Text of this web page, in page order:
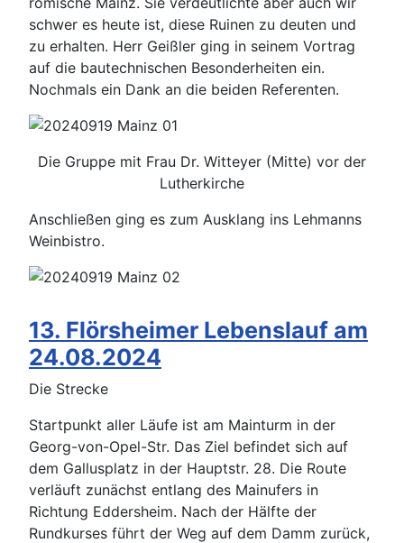
schwer es heute ist, diese Ruinen zu deuten und
zu erhalten. Herr Geißler ging in seinem Vortrag
auf die bautechnischen Besonderheiten ein.
Nochmals ein Dank an die beiden Referenten.
Die Gruppe mit Frau Dr. Witteyer (Mitte) vor der
Lutherkirche
Anschließen ging es zum Ausklang ins Lehmanns
Weinbistro.
13. Flörsheimer Lebenslauf am
24.08.2024
Die Strecke
Startpunkt aller Läufe ist am Mainturm in der
Georg-von-Opel-Str. Das Ziel befindet sich auf
dem Gallusplatz in der Hauptstr. 28. Die Route
verläuft zunächst entlang des Mainufers in
Richtung Eddersheim. Nach der Hälfte der
Rundkurses führt der Weg auf dem Damm zurück,